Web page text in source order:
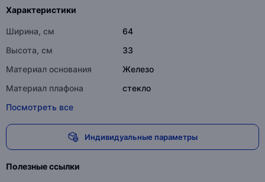
Характеристики
Ширина, см
64
Высота, см
33
Материал основания
Железо
Материал плафона
стекло
Посмотреть все
Индивидуальные параметры
Полезные ссылки